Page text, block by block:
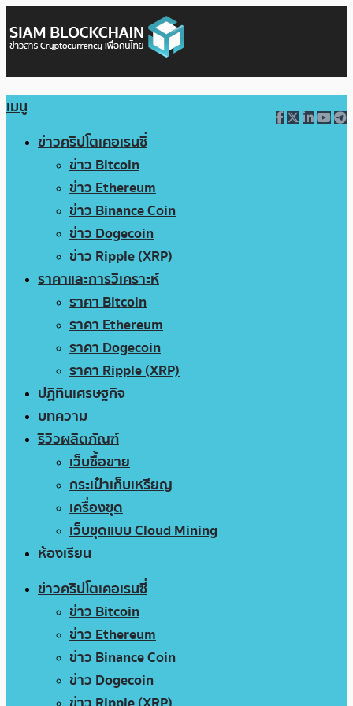
เมนู
ข่าวคริปโตเคอเรนซี่
ข่าว Bitcoin
ข่าว Ethereum
ข่าว Binance Coin
ข่าว Dogecoin
ข่าว Ripple (XRP)
ราคาและการวิเคราะห์
ราคา Bitcoin
ราคา Ethereum
ราคา Dogecoin
ราคา Ripple (XRP)
ปฏิทินเศรษฐกิจ
บทความ
รีวิวผลิตภัณฑ์
เว็บซื้อขาย
กระเป๋าเก็บเหรียญ
เครื่องขุด
เว็บขุดแบบ Cloud Mining
ห้องเรียน
ข่าวคริปโตเคอเรนซี่
ข่าว Bitcoin
ข่าว Ethereum
ข่าว Binance Coin
ข่าว Dogecoin